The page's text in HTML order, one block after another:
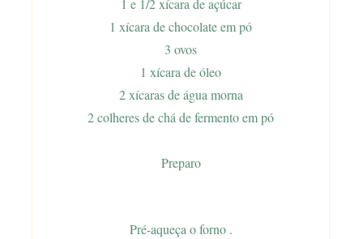
1 e 1/2 xícara de açúcar
1 xícara de chocolate em pó
3 ovos
1 xícara de óleo
2 xícaras de água morna
2 colheres de chá de fermento em pó
Preparo
Pré-aqueça o forno .